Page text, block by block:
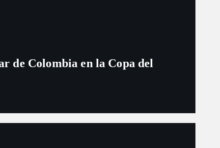
de Colombia en la Copa del